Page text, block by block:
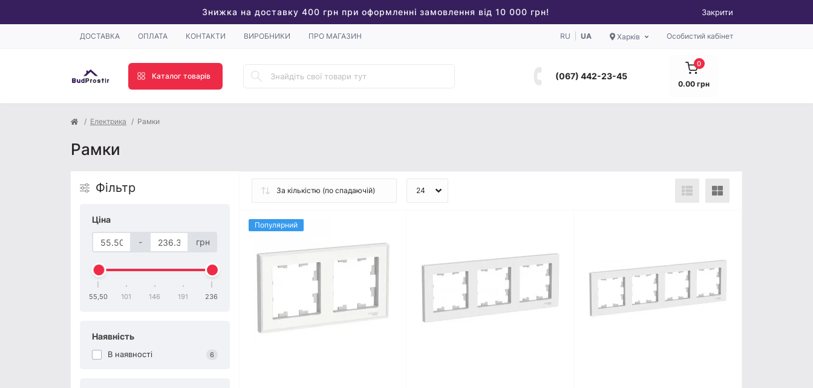
Знижка на доставку 400 грн при оформленні замовлення від 10 000 грн! Закрити
ДОСТАВКА ОПЛАТА КОНТАКТИ ВИРОБНИКИ ПРО МАГАЗИН RU UA Харків Особистий кабінет
Каталог товарів (067) 442-23-45
0
0.00 грн
Електрика Рамки
Рамки
Фільтр
Ціна
- грн
55,50 101 146 191 236
Наявність
В наявності 6
Популярний